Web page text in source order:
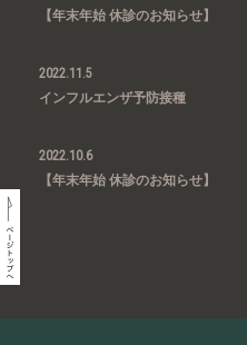
【年末年始 休診のお知らせ】
2022.11.5
インフルエンザ予防接種
2022.10.6
【年末年始 休診のお知らせ】